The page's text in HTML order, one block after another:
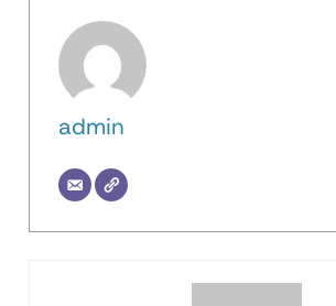
admin